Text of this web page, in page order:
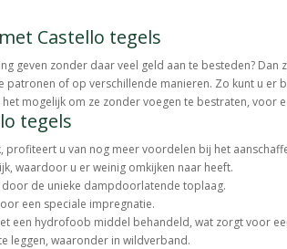
Castello tegels
geven zonder daar veel geld aan te besteden? Dan
patronen of op verschillende manieren. Zo kunt u
mogelijk om ze zonder voegen te bestraten, voor
tegels
profiteert u van nog meer voordelen bij het
waardoor u er weinig omkijken naar heeft.
door de unieke dampdoorlatende toplaag.
een speciale impregnatie.
een hydrofoob middel behandeld, wat zorgt voor
leggen, waaronder in wildverband.